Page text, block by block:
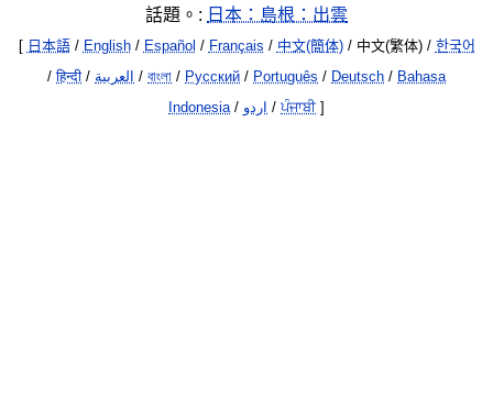
話題。: 日本：島根：出雲
[ 日本語/ English/ Español / Français / 中文(簡体)/ 中文(繁体) / 한국어
/हिन्दी / العربية / বাংলা / Русский / Português / Deutsch / Bahasa
Indonesia/ اردو / ਪੰਜਾਬੀ]